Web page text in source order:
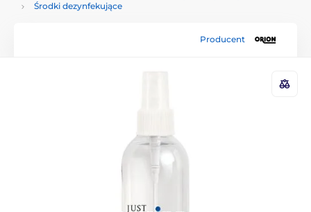
Środki dezynfekujące
Producent